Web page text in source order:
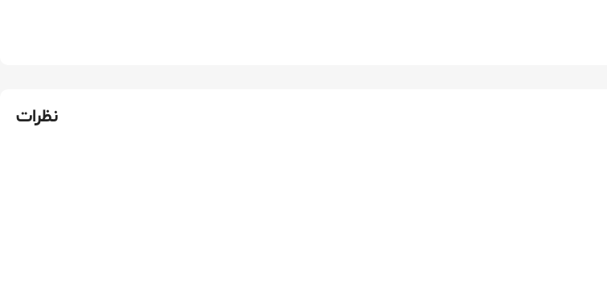
نظرات